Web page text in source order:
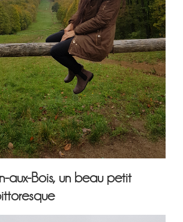
aux-Bois, un beau petit